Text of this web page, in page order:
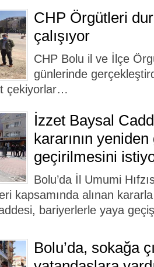
CHP Örgütleri
çalışıyor
CHP Bolu il ve İlçe
günlerinde
çekiyorlar…
İzzet Baysal
kararının
geçirilmesini
Bolu’da İl Umumi
kapsamında alınan
bariyerlerle yaya
Bolu’da, sokağa